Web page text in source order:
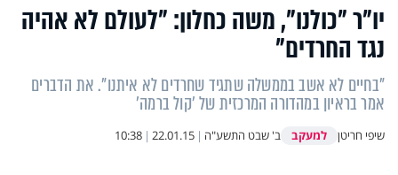
יו"ר "כולנו", משה כחלון: "לעולם לא אהיה
נגד החרדים"
"בחיים לא אשב בממשלה שתגיד שחרדים לא איתנו". את הדברים
אמר בראיון במהדורה המרכזית של 'קול ברמה'
שיפי חריטן למעקב ב' שבט התשע"ה |
22.01.15
|
10:38